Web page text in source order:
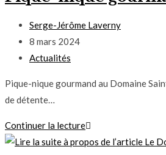
Serge-Jérôme Laverny
8 mars 2024
Actualités
Pique-nique gourmand au Domaine
de détente…
Continuer la lecture